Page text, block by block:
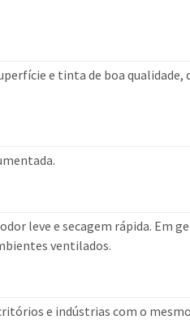
e tinta de boa qualidade,
leve e secagem rápida. Em
ventilados.
e indústrias com o